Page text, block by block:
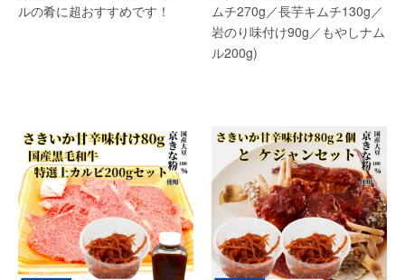
ルの肴に超おすすめです！
ムチ270g／長芋キムチ130g／
岩のり味付け90g／もやしナム
ル200g)